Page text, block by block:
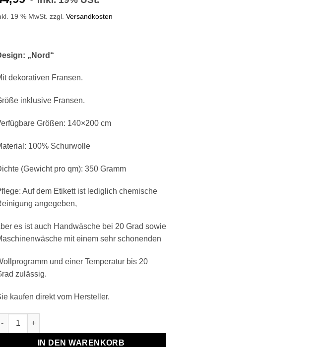
19 % MwSt. zzgl. Versandkosten
„Nord“
dekorativen Fransen.
inklusive Fransen.
Größen: 140×200 cm
100% Schurwolle
(Gewicht pro qm): 350 Gramm
Auf dem Etikett ist lediglich chemische
angegeben,
es ist auch Handwäsche bei 20 Grad sowie
mit einem sehr schonenden
und einer Temperatur bis 20
zulässig.
kaufen direkt vom Hersteller.
Wollplaid & Wolldecke "Nord L" taupe-braun Menge
IN DEN WARENKORB